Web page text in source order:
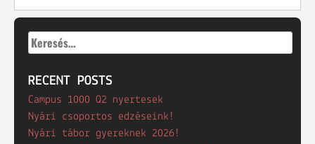
Keresés:
RECENT POSTS
Campus 1000 Q2 nyertesek
Nyári csoportos edzéseink!
Nyári tábor gyereknek 2026!